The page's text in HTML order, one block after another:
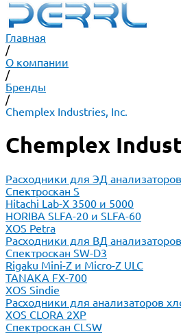
Главная
/
О компании
/
Бренды
/
Chemplex Industries, Inc.
Chemplex
Расходники для ЭД
Спектроскан S
Hitachi Lab-X 3500 и 5000
HORIBA SLFA-20 и SLFA-60
XOS Petra
Расходники для ВД
Спектроскан SW-D3
Rigaku Mini-Z и Micro-Z ULC
TANAKA FX-700
XOS Sindie
Расходники для анализаторов
XOS CLORA 2XP
Спектроскан CLSW